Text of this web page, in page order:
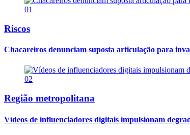
01
Riscos
Chacareiros denunciam suposta articulação para
02
Região metropolitana
Vídeos de influenciadores digitais impulsionam